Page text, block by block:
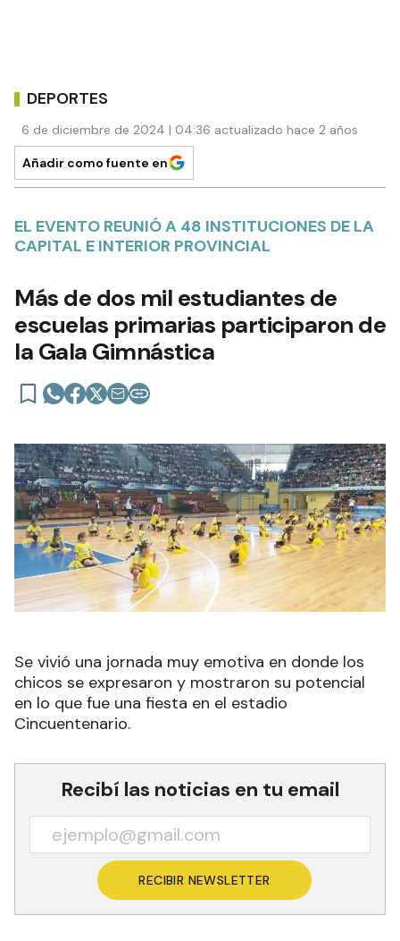
DEPORTES
6 de diciembre de 2024 | 04:36 actualizado hace 2 años
Añadir como fuente en
EL EVENTO REUNIÓ A 48 INSTITUCIONES DE LA
CAPITAL E INTERIOR PROVINCIAL
Más de dos mil estudiantes de
escuelas primarias participaron de
la Gala Gimnástica
Se vivió una jornada muy emotiva en donde los
chicos se expresaron y mostraron su potencial
en lo que fue una fiesta en el estadio
Cincuentenario.
Recibí las noticias en tu email
RECIBIR NEWSLETTER